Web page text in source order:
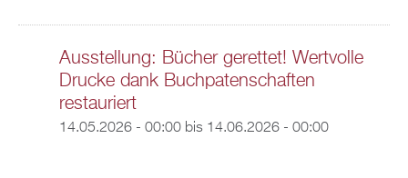
Ausstellung: Bücher gerettet! Wertvolle
Drucke dank Buchpatenschaften
restauriert
14.05.2026 - 00:00bis 14.06.2026 - 00:00